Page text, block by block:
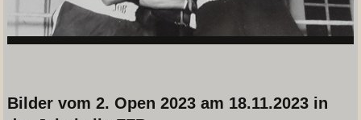
Bilder vom 2. Open 2023 am 18.11.2023 in